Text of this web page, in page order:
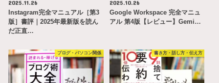
2025.11.26
Instagram完全マニュアル［第3
版］書評｜2025年最新版を読ん
だ正直…
2025.10.26
Google Workspace 完全マニュ
アル 第4版【レビュー】Gemi…
ブログ・パソコン関係 書き方・話し方・伝え方